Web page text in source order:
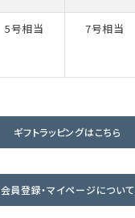
5号相当 7号相当
ギフトラッピングはこちら
会員登録・マイページについて